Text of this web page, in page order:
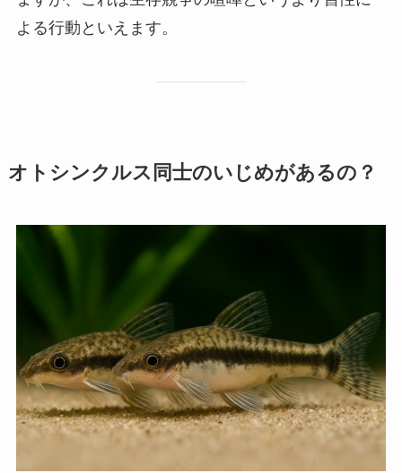
よる行動といえます。
オトシンクルス同士のいじめがあるの？